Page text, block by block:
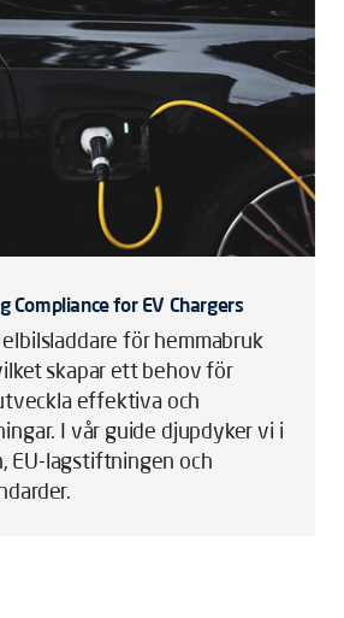
Compliance for EV Chargers
för hemmabruk
skapar ett behov för
effektiva och
I vår guide djupdyker vi i
EU-lagstiftningen och